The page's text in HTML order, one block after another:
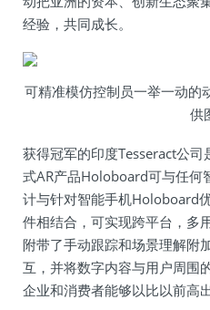
经验，共同成长。
可精准模仿控制员一举一动的
供
获得冠军的印度Tesseract公
式AR产品Holoboard可与任何
计与针对智能手机Holoboard
件相结合，可实现跨平台，多
附带了手动跟踪和场景理解附
互，并将数字内容与用户周围
企业和消费者能够以比以前高